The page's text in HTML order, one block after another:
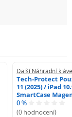
Další Náhradní
Tech-Protect
11 (2025) / iPad
SmartCase
0 %
(0 hodnocení)